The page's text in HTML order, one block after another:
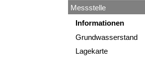
Messstelle
Informationen
Grundwasserstand
Lagekarte